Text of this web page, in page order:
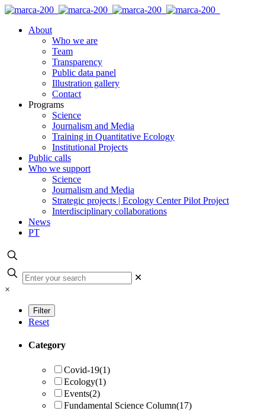
About
Who we are
Team
Transparency
Public data panel
Illustration gallery
Contact
Programs
Science
Journalism and Media
Training in Quantitative Ecology
Institutional Projects
Public calls
Who we support
Science
Journalism and Media
Strategic projects | Ecology Center Pilot Project
Interdisciplinary collaborations
News
PT
✕
×
Reset
Category
Covid-19(1)
Ecology(1)
Events(2)
Fundamental Science Column(17)